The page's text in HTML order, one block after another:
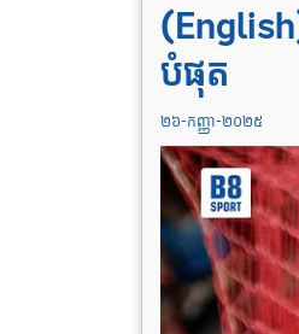
បំផុត
២៦-កញ្ញា-២០២៥